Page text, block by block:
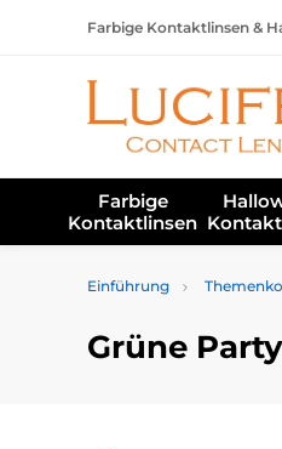
Farbige Kontaktlinsen &
Farbige
Kontaktlinsen
Einführung
Grüne